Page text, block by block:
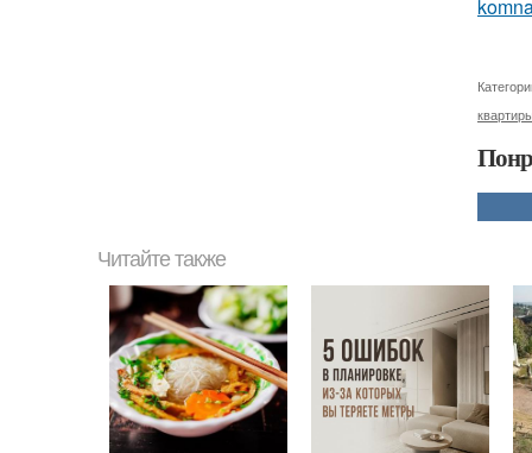
квартиры
Читайте также